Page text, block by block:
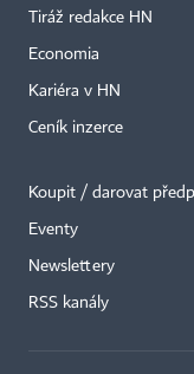
Tiráž redakce HN
Economia
Kariéra v HN
Ceník inzerce
Koupit / darovat
Eventy
Newslettery
RSS kanály